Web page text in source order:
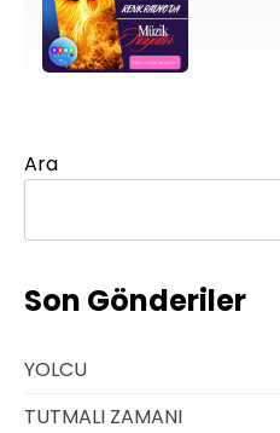
Ara
Son Gönderiler
YOLCU
TUTMALI ZAMANI